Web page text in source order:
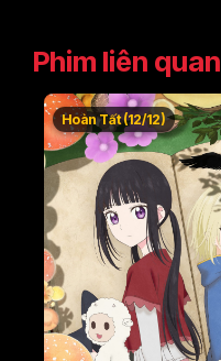
Phim liên quan
Hoàn Tất (12/12)